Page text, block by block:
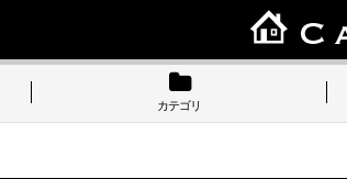
カテゴリ